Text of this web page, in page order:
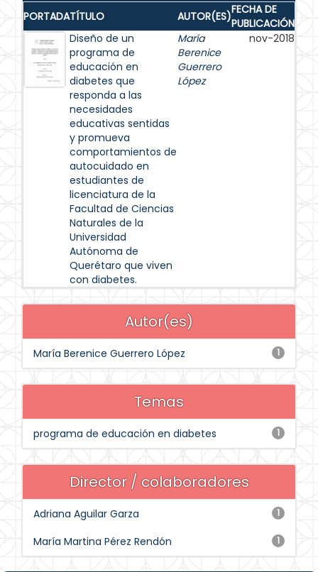
PORTADATÍTULO AUTOR(ES)FECHA DE
PUBLICACIÓN
Diseño de un
programa de
educación en
diabetes que
responda a las
necesidades
educativas sentidas
y promueva
comportamientos de
autocuidado en
estudiantes de
licenciatura de la
Facultad de Ciencias
Naturales de la
Universidad
Autónoma de
Querétaro que viven
con diabetes.
María
Berenice
Guerrero
López
nov-2018
Autor(es)
1
María Berenice Guerrero López
Temas
1
programa de educación en diabetes
Director / colaboradores
1
Adriana Aguilar Garza
1
María Martina Pérez Rendón